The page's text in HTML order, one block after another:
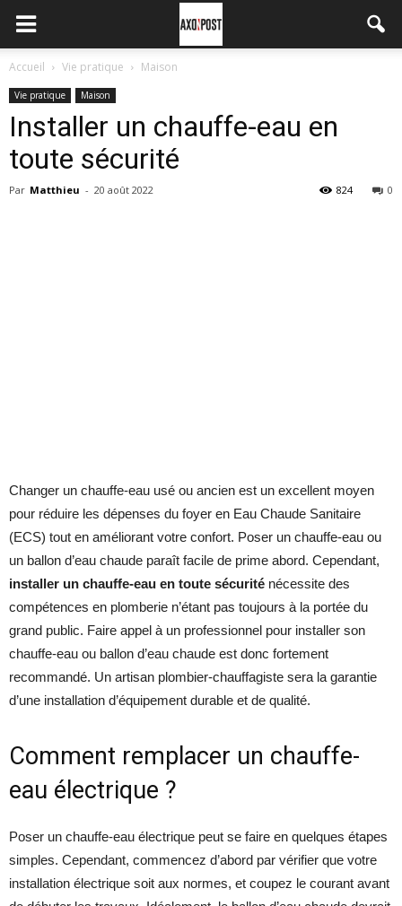
Accueil Vie pratique Maison
Vie pratique Maison
Installer un chauffe-eau en
toute sécurité
Par Matthieu - 20 août 2022 0
824
Changer un chauffe-eau usé ou ancien est un excellent moyen
pour réduire les dépenses du foyer en Eau Chaude Sanitaire
(ECS) tout en améliorant votre confort. Poser un chauffe-eau ou
un ballon d’eau chaude paraît facile de prime abord. Cependant,
installer un chauffe-eau en toute sécurité nécessite des
compétences en plomberie n’étant pas toujours à la portée du
grand public. Faire appel à un professionnel pour installer son
chauffe-eau ou ballon d’eau chaude est donc fortement
recommandé. Un artisan plombier-chauffagiste sera la garantie
d’une installation d’équipement durable et de qualité.
Comment remplacer un chauffe-
eau électrique ?
Poser un chauffe-eau électrique peut se faire en quelques étapes
simples. Cependant, commencez d’abord par vérifier que votre
installation électrique soit aux normes, et coupez le courant avant